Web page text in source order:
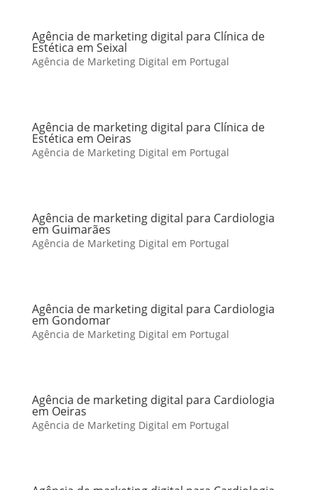
Agência de marketing digital para Clínica de
Estética em Seixal
Agência de Marketing Digital em Portugal
Agência de marketing digital para Clínica de
Estética em Oeiras
Agência de Marketing Digital em Portugal
Agência de marketing digital para Cardiologia
em Guimarães
Agência de Marketing Digital em Portugal
Agência de marketing digital para Cardiologia
em Gondomar
Agência de Marketing Digital em Portugal
Agência de marketing digital para Cardiologia
em Oeiras
Agência de Marketing Digital em Portugal